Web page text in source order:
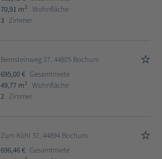
70,91 m2
Wohnfläche
3 Zimmer
Bernsteinweg 27, 44805 Bochum
695,00 € Gesamtmiete
49,77 m2
Wohnfläche
2 Zimmer
Zum Kühl 37, 44894 Bochum
696,46 € Gesamtmiete